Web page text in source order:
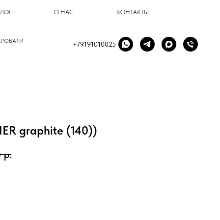
О НАС КОНТАКТЫ
+79191010025
graphite (140))
р.